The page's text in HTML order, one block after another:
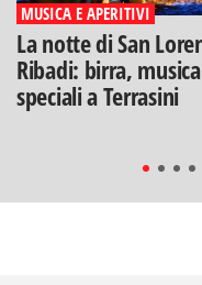
MUSICA E APERITIVI
La notte di San
Ribadi: birra,
speciali a Terrasini